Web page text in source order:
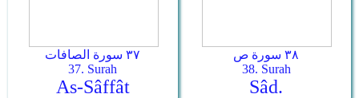
٣٧ سورة الصافات
37. Surah
As-Sâffât
٣٨ سورة ص
38. Surah
Sâd.